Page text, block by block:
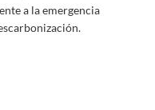
a la emergencia